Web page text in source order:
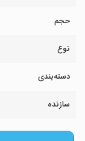
حجم
نوع
دسته‌بندی
سازنده